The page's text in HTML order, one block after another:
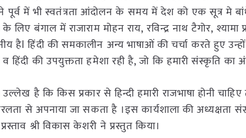
में भी स्वतंत्रता आंदोलन के समय में देश को एक सूत्र मे
लिए बंगाल में राजाराम मोहन राय, रविन्द्र नाथ टैगोर,
हैl हिंदी की समकालीन अन्य भाषाओं की चर्चा करते हुए
व हिंदी की उपयुक्तता हमेशा रही है, जो कि हमारी संस्कृति का
है कि किस प्रकार से हिन्दी हमारी राजभाषा होनी
से अपनाया जा सकता है ।इस कार्यशाला की अध्यक्षता
श्री विकास केशरी ने प्रस्तुत किया।